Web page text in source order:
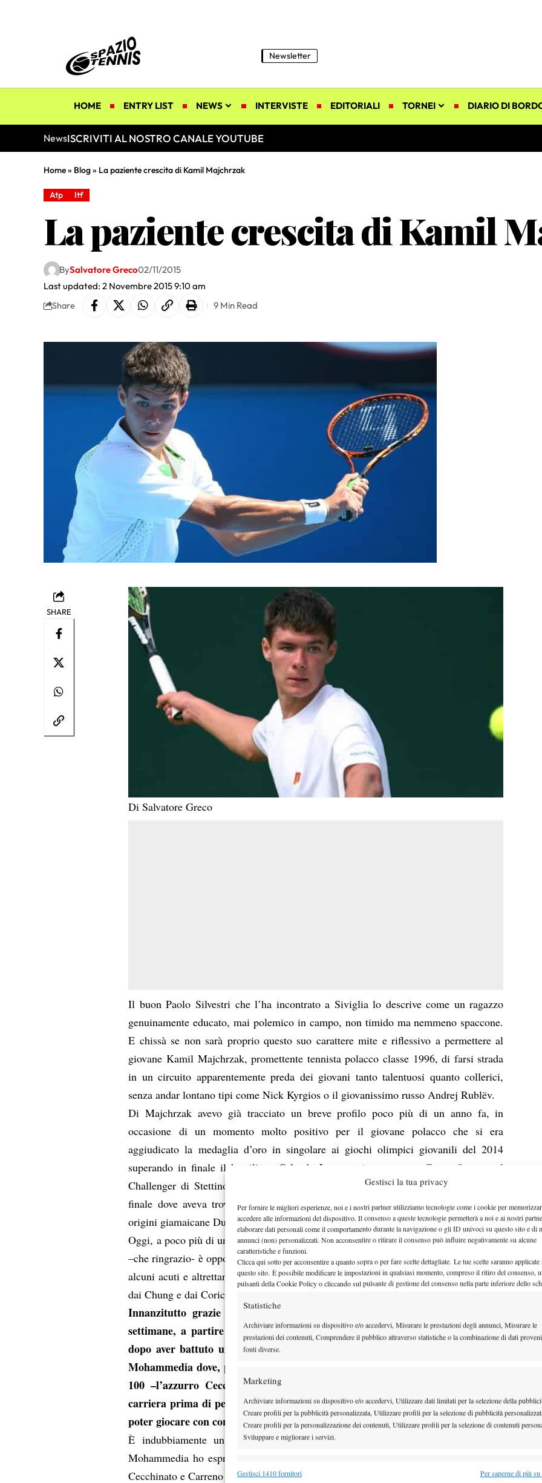
Gestisci la tua privacy
Per fornire le migliori esperienze, noi e i nostri partner utilizziamo tecnologie come i cookie per
accedere alle informazioni del dispositivo. Il consenso a queste tecnologie permetterà a noi e ai nostri
elaborare dati personali come il comportamento durante la navigazione o gli ID univoci su questo sito e di
annunci (non) personalizzati. Non acconsentire o ritirare il consenso può influire negativamente su alcune
caratteristiche e funzioni.
Clicca qui sotto per acconsentire a quanto sopra o per fare scelte dettagliate. Le tue scelte saranno applicate
questo sito. È possibile modificare le impostazioni in qualsiasi momento, compreso il ritiro del consenso,
pulsanti della Cookie Policy o cliccando sul pulsante di gestione del consenso nella parte inferiore dello
Statistiche
Archiviare informazioni su dispositivo e/o accedervi, Misurare le prestazioni degli annunci, Misurare le
prestazioni dei contenuti, Comprendere il pubblico attraverso statistiche o la combinazione di dati
fonti diverse.
Marketing
Archiviare informazioni su dispositivo e/o accedervi, Utilizzare dati limitati per la selezione della
Creare profili per la pubblicità personalizzata, Utilizzare profili per la selezione di pubblicità
Creare profili per la personalizzazione dei contenuti, Utilizzare profili per la selezione di contenuti
Sviluppare e migliorare i servizi.
Funzionalità
Gestisci 1410 fornitori Per saperne di più
Newsletter
HOME ENTRY LIST NEWS INTERVISTE EDITORIALI TORNEI DIARIO DI
NewsISCRIVITI AL NOSTRO CANALE YOUTUBE
Home» Blog» La paziente crescita di Kamil Majchrzak
Atp Itf
La paziente crescita di Kamil
Last updated: 2 Novembre 2015 9:10 am
BySalvatore Greco02/11/2015
Share 9 Min Read
SHARE
Di Salvatore Greco
Il buon Paolo Silvestri che l’ha incontrato a Siviglia lo descrive come un ragazzo
genuinamente educato, mai polemico in campo, non timido ma nemmeno spaccone.
E chissà se non sarà proprio questo suo carattere mite e riflessivo a permettere al
giovane Kamil Majchrzak, promettente tennista polacco classe 1996, di farsi strada
in un circuito apparentemente preda dei giovani tanto talentuosi quanto collerici,
senza andar lontano tipi come Nick Kyrgios o il giovanissimo russo Andrej Rublëv.
Di Majchrzak avevo già tracciato un breve profilo poco più di un anno fa, in
occasione di un momento molto positivo per il giovane polacco che si era
aggiudicato la medaglia d’oro in singolare ai giochi olimpici giovanili del 2014
superando in finale il brasiliano Orlando Luz e poi non aveva affatto sfigurato al
Challenger di Stettino dove, forte di una wild card, si era spinto fino ai quarti di
finale dove aveva trovato di fronte a sé un ostacolo di valore come il tedesco di
origini giamaicane Dustin Brown.
Oggi, a poco più di un anno di distanza, grazie alle dichiarazioni del giocatore stesso
–che ringrazio- è opportuno il bilancio di una stagione di crescita lenta, costante, con
alcuni acuti e altrettante difficoltà per raccontare una classe ’96 che non è fatta solo
dai Chung e dai Coric.
Innanzitutto grazie della disponibilità. Hai giocato molto bene nelle ultime
settimane, a partire dal Challenger di Siviglia dove hai ottenuto la semifinale
dopo aver battuto un top-100 come Albert Montanes per arrivare a quello di
Mohammedia dove, partendo dalle qualificazioni, hai vinto contro un altro top-
100 –l’azzurro Cecchinato- e hai sfiorato il tuo primo titolo Challenger in
carriera prima di perdere in finale da Carballes Baena. Come ti senti? Pensi di
poter giocare con continuità a questo livello ormai?
È indubbiamente un buon momento per me, mi sento bene e tra Siviglia e
Mohammedia ho espresso il mio gioco al meglio. In particolare in Marocco contro
Cecchinato e Carreno Busta sento di aver fatto un passo importante, di aver raggiunto